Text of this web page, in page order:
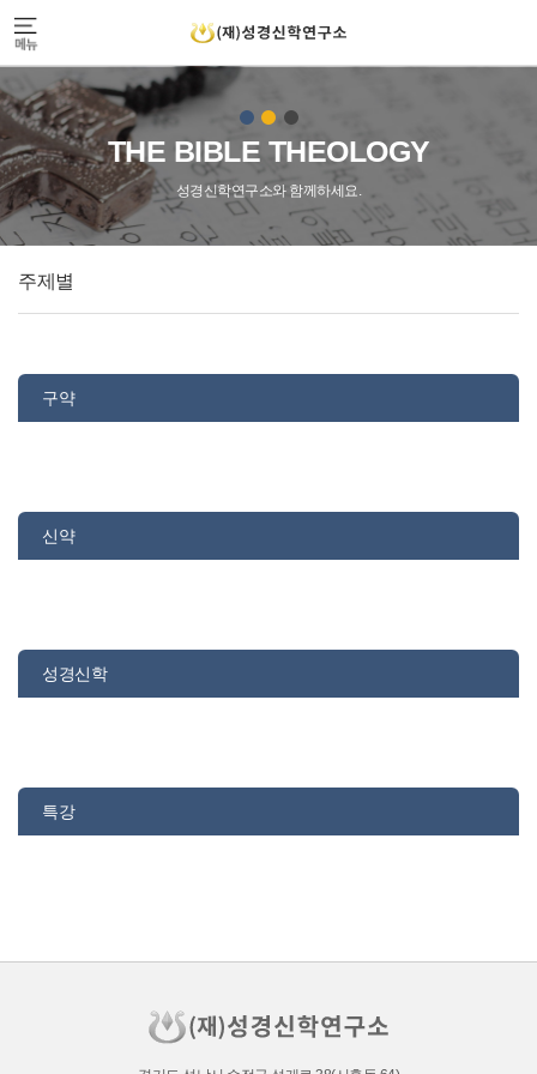
THE BIBLE THEOLOGY
성경신학연구소와 함께하세요.
주제별
구약
신약
성경신학
특강